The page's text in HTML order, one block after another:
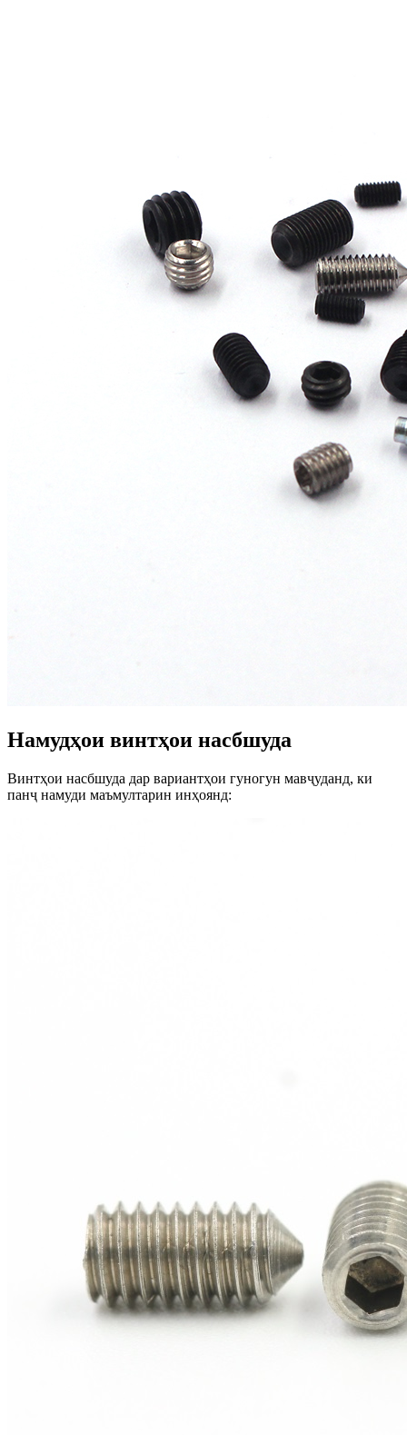
Намудҳои винтҳои насбшуда
Винтҳои насбшуда дар вариантҳои гуногун мавҷуданд, ки
панҷ намуди маъмултарин инҳоянд: